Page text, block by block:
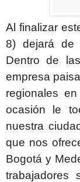
Al finalizar
8) dejará de
Dentro de
empresa
regionales
ocasión le
nuestra
que nos
Bogotá y
trabajadores